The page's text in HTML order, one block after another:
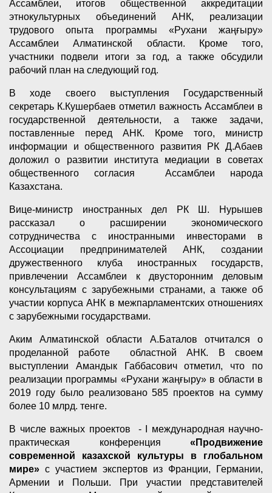
Ассамблеи, итогов общественной аккредитации
этнокультурных объединений АНК, реализации
трудового опыта программы «Рухани жаңғыру»
Ассамблеи Алматинской области. Кроме того,
участники подвели итоги за год, а также обсудили
рабочий план на следующий год.
В ходе своего выступления Государственный
секретарь К.Кушербаев отметил важность Ассамблеи в
государственной деятельности, а также задачи,
поставленные перед АНК. Кроме того, министр
информации и общественного развития РК Д.Абаев
доложил о развитии института медиации в советах
общественного согласия Ассамблеи народа
Казахстана.
Вице-министр иностранных дел РК Ш. Нурышев
рассказал о расширении экономического
сотрудничества с иностранными инвесторами в
Ассоциации предпринимателей АНК, создании
дружественного клуба иностранных государств,
привлечении Ассамблеи к двусторонним деловым
консультациям с зарубежными странами, а также об
участии корпуса АНК в межпарламентских отношениях
с зарубежными государствами.
Аким Алматинской области А.Баталов отчитался о
проделанной работе областной АНК. В своем
выступлении Амандык Габбасович отметил, что по
реализации программы «Рухани жаңғыру» в области в
2019 году было реализовано 585 проектов на сумму
более 10 млрд. тенге.
В числе важных проектов - I международная научно-
практическая конференция «Продвижение
современной казахской культуры в глобальном
мире» с участием экспертов из Франции, Германии,
Армении и Польши. При участии представителей